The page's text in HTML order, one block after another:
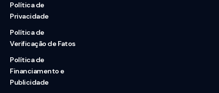
Política de
Privacidade
Política de
Verificação de Fatos
Política de
Financiamento e
Publicidade